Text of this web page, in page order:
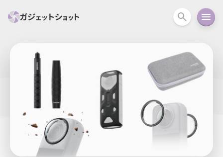
PC関連 ウェアラ
セール情報 スマートホーム アクションカメラ カメラ
回線 iPhone iPad Mac Android コラム
ニュース